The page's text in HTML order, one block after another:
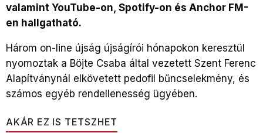
valamint YouTube-on, Spotify-on és Anchor FM-
en hallgatható.
Három on-line újság újságírói hónapokon keresztül
nyomoztak a Böjte Csaba által vezetett Szent Ferenc
Alapítványnál elkövetett pedofil bűncselekmény, és
számos egyéb rendellenesség ügyében.
AKÁR EZ IS TETSZHET